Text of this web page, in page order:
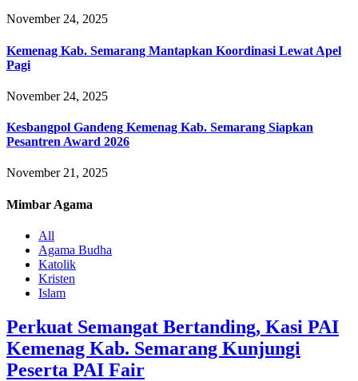
November 24, 2025
Kemenag Kab. Semarang Mantapkan Koordinasi Lewat Apel
Pagi
November 24, 2025
Kesbangpol Gandeng Kemenag Kab. Semarang Siapkan
Pesantren Award 2026
November 21, 2025
Mimbar Agama
All
Agama Budha
Katolik
Kristen
Islam
Perkuat Semangat Bertanding, Kasi PAI
Kemenag Kab. Semarang Kunjungi
Peserta PAI Fair